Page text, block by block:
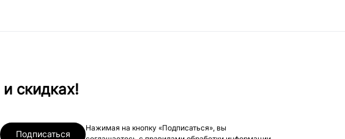
скидках!
Подписаться
Нажимая на кнопку «Подписаться», вы